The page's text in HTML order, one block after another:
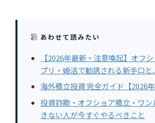
あわせて読みたい
【2026年最新・注意喚起】オフ
プリ・婚活で勧誘される新手口
海外積立投資 完全ガイド【2026年
投資詐欺・オフショア積立・ワ
きない人が今すぐやるべきこと